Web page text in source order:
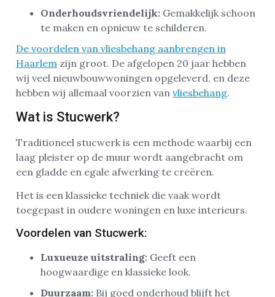
Onderhoudsvriendelijk: Gemakkelijk schoon
te maken en opnieuw te schilderen.
De voordelen van vliesbehang aanbrengen in
Haarlem zijn groot. De afgelopen 20 jaar hebben
wij veel nieuwbouwwoningen opgeleverd, en deze
hebben wij allemaal voorzien van vliesbehang.
Wat is Stucwerk?
Traditioneel stucwerk is een methode waarbij een
laag pleister op de muur wordt aangebracht om
een gladde en egale afwerking te creëren.
Het is een klassieke techniek die vaak wordt
toegepast in oudere woningen en luxe interieurs.
Voordelen van Stucwerk:
Luxueuze uitstraling: Geeft een
hoogwaardige en klassieke look.
Duurzaam: Bij goed onderhoud blijft het